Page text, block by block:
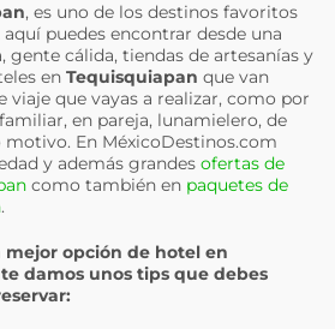
, es uno de los destinos favoritos
puedes encontrar desde una
cálida, tiendas de artesanías y
en Tequisquiapan que van
viaje que vayas a realizar, como por
en pareja, lunamielero, de
En MéxicoDestinos.com
y además grandes ofertas de
como también en paquetes de
.
mejor opción de hotel en
damos unos tips que debes